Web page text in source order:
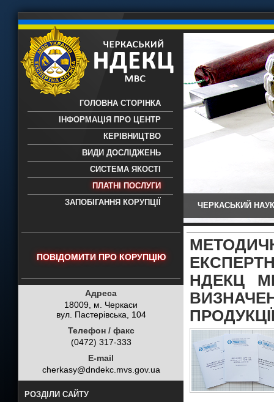
науково-дослідний експертно-
- проведення всих видів судових
експертиз
ГОЛОВНА СТОРІНКА
ІНФОРМАЦІЯ ПРО ЦЕНТР
КЕРІВНИЦТВО
ВИДИ ДОСЛІДЖЕНЬ
СИСТЕМА ЯКОСТІ
ПЛАТНІ ПОСЛУГИ
ЗАПОБІГАННЯ КОРУПЦІЇ
ЧЕРКАСЬКИЙ
ПОВІДОМИТИ ПРО КОРУПЦІЮ
Адреса
18009, м. Черкаси
вул. Пастерівська, 104
Телефон / факс
(0472) 317-333
E-mail
cherkasy@dndekc.mvs.gov.ua
РОЗДІЛИ САЙТУ
НДЕКЦ